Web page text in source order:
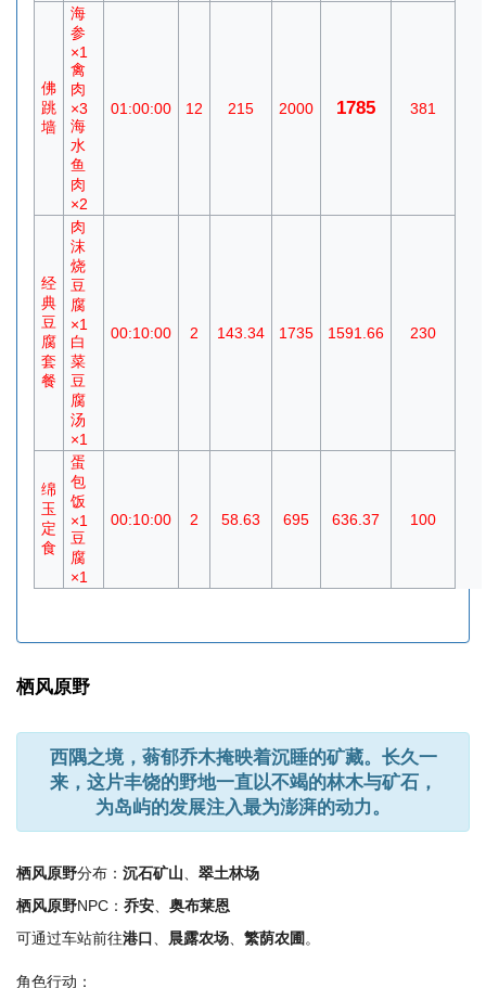
佛
跳
墙
海
参
×1
禽
肉
×3
海
水
鱼
肉
×2
01:00:00 12 215 2000 1785 381
经
典
豆
腐
套
餐
肉
沫
烧
豆
腐
×1
白
菜
豆
腐
汤
×1
00:10:00 2 143.34 1735 1591.66 230
绵
玉
定
食
蛋
包
饭
×1
豆
腐
×1
00:10:00 2 58.63 695 636.37 100
栖风原野
西隅之境，蓊郁乔木掩映着沉睡的矿藏。长久一
来，这片丰饶的野地一直以不竭的林木与矿石，
为岛屿的发展注入最为澎湃的动力。
栖风原野分布： 沉石矿山
翠土林场
栖风原野NPC： 乔安
奥布莱恩
可通过车站前往港口 晨露农场 繁荫农圃 。
角色行动：